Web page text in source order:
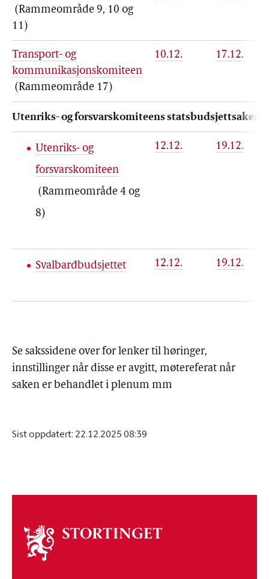
(Rammeområde 9, 10 og
11)
Transport- og
kommunikasjonskomiteen
(Rammeområde 17)
10.12. 17.12.
Utenriks- og forsvarskomiteens statsbudsjettsaker
Utenriks- og
forsvarskomiteen
(Rammeområde 4 og
8)
12.12. 19.12.
Svalbardbudsjettet 12.12. 19.12.
Se sakssidene over for lenker til høringer,
innstillinger når disse er avgitt, møtereferat når
saken er behandlet i plenum mm
Sist oppdatert:22.12.2025 08:39
Om
stortinget